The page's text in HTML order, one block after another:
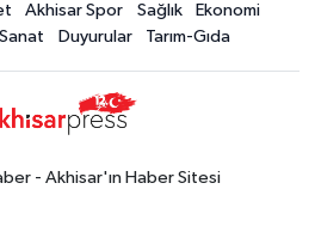
Kadın ve Çocuk Giyimde Yeni
Minik Terzi’den Anne-
Stilini Tamamlayan
Akhisar'da Atatürk
Akhisar Spor Sağlık
Ekonomi
Duyurular Tarım-Gıda
- Akhisar'ın Haber Sitesi